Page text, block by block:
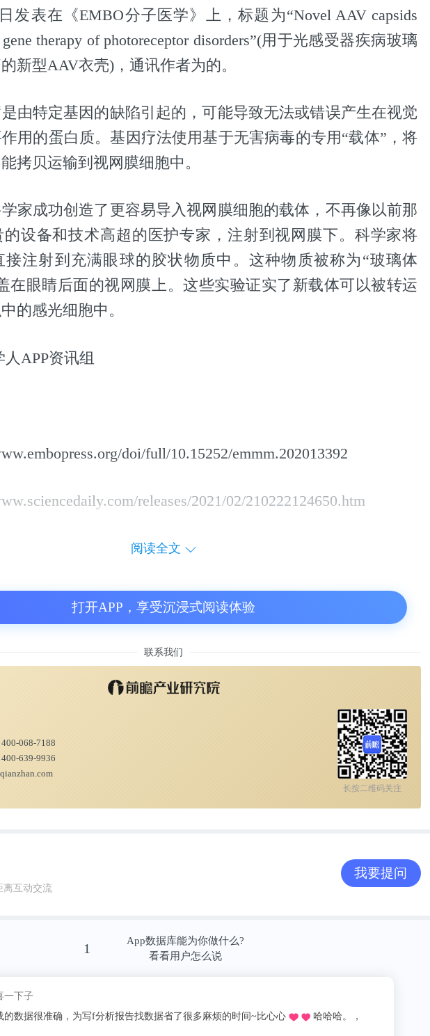
发表在《EMBO分子医学》上，标题为“Novel AAV capsids
therapy of photoreceptor disorders”(用于光感受器疾病玻璃
新型AAV衣壳)，通讯作者为的。
由特定基因的缺陷引起的，可能导致无法或错误产生在视觉
用的蛋白质。基因疗法使用基于无害病毒的专用“载体”，将
拷贝运输到视网膜细胞中。
家成功创造了更容易导入视网膜细胞的载体，不再像以前那
设备和技术高超的医护专家，注射到视网膜下。科学家将
接注射到充满眼球的胶状物质中。这种物质被称为“玻璃体
在眼睛后面的视网膜上。这些实验证实了新载体可以被转运
的感光细胞中。
APP资讯组
doi/full/10.15252/emmm.202013392
releases/2021/02/210222124650.htm
阅读全文
打开APP，享受沉浸式阅读体验
联系我们
400-068-7188
400-639-9936
长按二维码关注
离互动交流
我要提问
1
App数据库能为你做什么?
看看用户怎么说
称我pick了
推荐的o，不用去图书馆在宿舍就可以看文献写论文啦，再也不用早起去扒位23333
十分适合想偷懒的我哈哈～，不用看折磨**的英文报表简直圆满！直接问！满分满分！！！